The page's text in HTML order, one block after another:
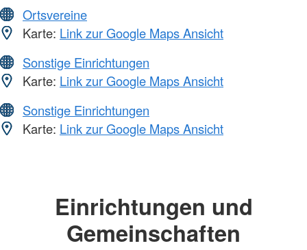
Ortsvereine
Karte: Link zur Google Maps Ansicht
Sonstige Einrichtungen
Karte: Link zur Google Maps Ansicht
Sonstige Einrichtungen
Karte: Link zur Google Maps Ansicht
Einrichtungen und
Gemeinschaften